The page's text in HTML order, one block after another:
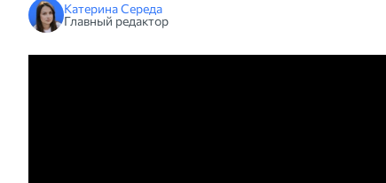
Катерина Середа
Главный редактор